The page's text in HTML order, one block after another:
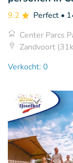
9.2 Perfect •
Center Parcs
Zandvoort
Verkocht: 0